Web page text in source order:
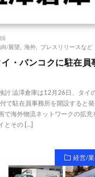
向/展望 ,海外 プレスリリースなど
・バンコクに駐在員
討 澁澤倉庫は12月26日、タイ
で駐在員事務所を開設すると発
で海外物流ネットワークの拡充
とその […]
経営/